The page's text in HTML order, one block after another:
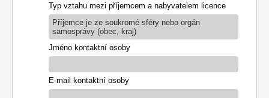
Typ vztahu mezi příjemcem a nabyvatelem licence
Příjemce je ze soukromé sféry nebo orgán
samosprávy (obec, kraj)
Jméno kontaktní osoby
E-mail kontaktní osoby